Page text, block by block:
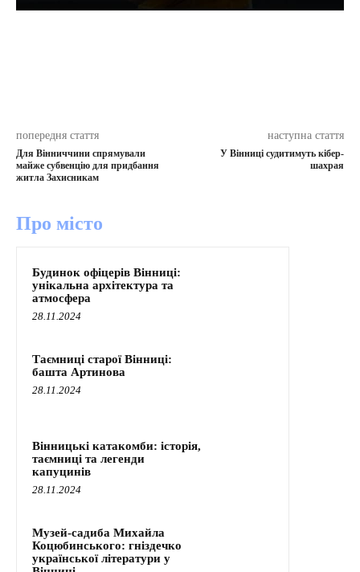
попередня стаття
Для Вінниччини спрямували
майже субвенцію для придбання
житла Захисникам
наступна стаття
У Вінниці судитимуть кібер-
шахрая
Про місто
Будинок офіцерів Вінниці:
унікальна архітектура та
атмосфера
28.11.2024
Таємниці старої Вінниці:
башта Артинова
28.11.2024
Вінницькі катакомби: історія,
таємниці та легенди
капуцинів
28.11.2024
Музей-садиба Михайла
Коцюбинського: гніздечко
української літератури у